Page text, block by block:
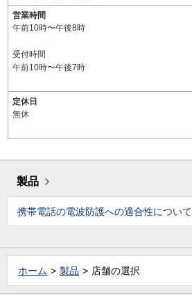
営業時間
午前10時〜午後8時
受付時間
午前10時〜午後7時
定休日
無休
製品
携帯電話の電波防護への適合性について
ホーム 製品 店舗の選択